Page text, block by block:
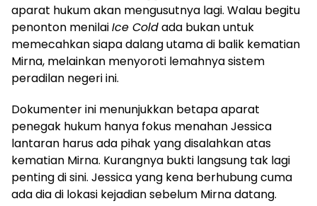
aparat hukum akan mengusutnya lagi. Walau begitu
penonton menilaiIce Coldada bukan untuk
memecahkan siapa dalang utama di balik kematian
Mirna, melainkan menyoroti lemahnya sistem
peradilan negeri ini.
Dokumenter ini menunjukkan betapa aparat
penegak hukum hanya fokus menahan Jessica
lantaran harus ada pihak yang disalahkan atas
kematian Mirna. Kurangnya bukti langsung tak lagi
penting di sini. Jessica yang kena berhubung cuma
ada dia di lokasi kejadian sebelum Mirna datang.